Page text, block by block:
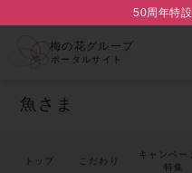
50周年特
梅の花グループ
ポータルサイト
魚さま
トップ こだわり
キャンペー
特集